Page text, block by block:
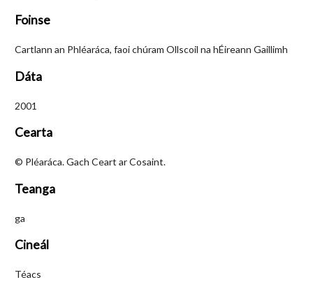
Foinse
Cartlann an Phléaráca, faoi chúram Ollscoil na hÉireann Gaillimh
Dáta
2001
Cearta
© Pléaráca. Gach Ceart ar Cosaint.
Teanga
ga
Cineál
Téacs